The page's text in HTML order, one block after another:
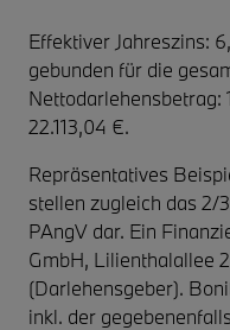
Effektiver Jahreszins:
gebunden für die
Nettodarlehensbetrag:
22.113,04 €.
Repräsentatives
stellen zugleich das 2/
PAngV dar. Ein
GmbH, Lilienthalallee
(Darlehensgeber).
inkl. der